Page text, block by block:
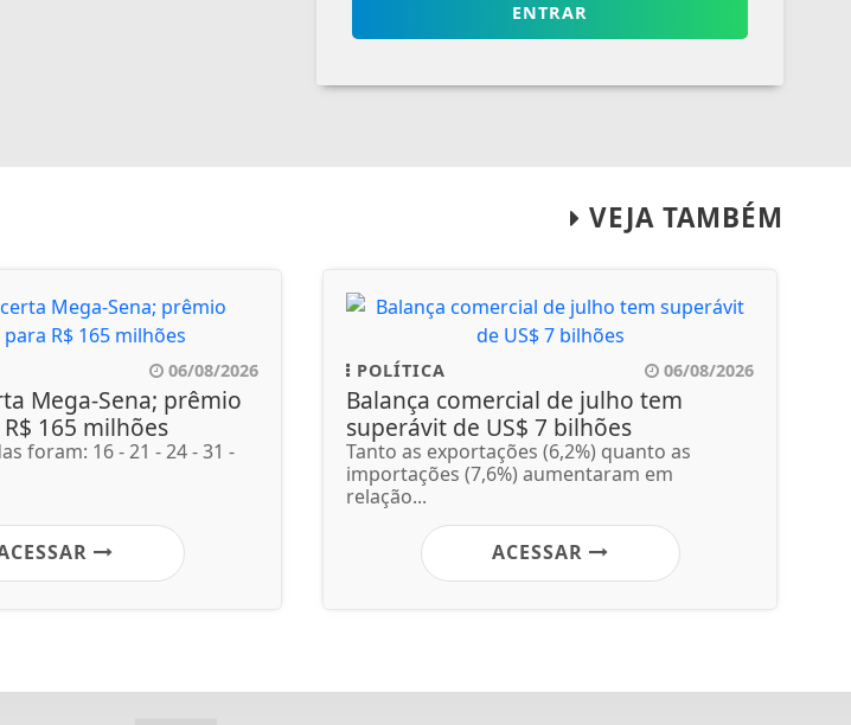
ENTRAR
VEJA TAMBÉM
06/08/2026
Mega-Sena; prêmio
165 milhões
foram: 16 - 21 - 24 - 31 -
POLÍTICA 06/08/2026
Balança comercial de julho tem
superávit de US$ 7 bilhões
Tanto as exportações (6,2%) quanto as
importações (7,6%) aumentaram em
relação...
ACESSAR